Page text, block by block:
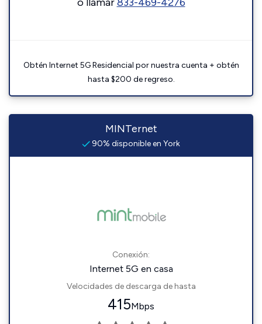
Obtén Internet 5G Residencial por nuestra cuenta + obtén
hasta $200 de regreso.
MINTernet
90% disponible en York
Conexión:
Internet 5G en casa
Velocidades de descarga de hasta
415Mbps